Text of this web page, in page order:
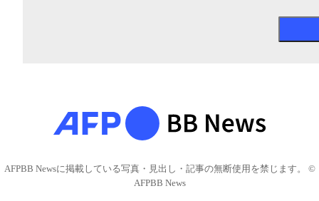
AFPBB Newsに掲載している写真・見出し・記事の無断使用を禁じます。 ©
AFPBB News